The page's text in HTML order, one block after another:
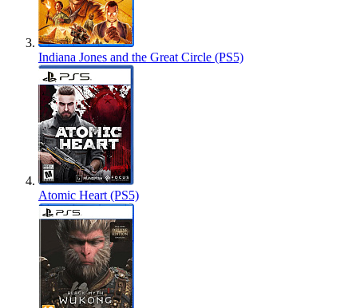
Indiana Jones and the Great Circle (PS5)
Atomic Heart (PS5)